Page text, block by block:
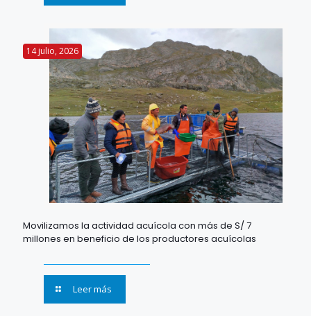
14 julio, 2026
Movilizamos la actividad acuícola con más de S/ 7
millones en beneficio de los productores acuícolas
Leer más